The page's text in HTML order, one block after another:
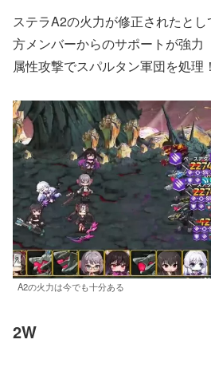
ステラA2の火力が修正されたと
方メンバーからのサポートが強力
属性攻撃でスパルタン軍団を処理！
A2の火力は今でも十分ある
2W